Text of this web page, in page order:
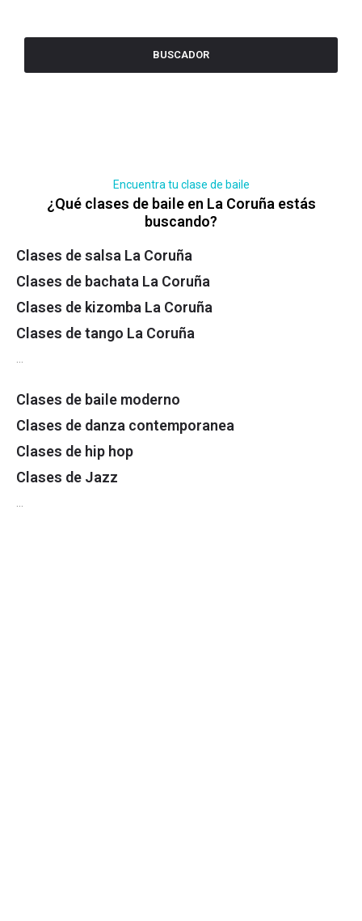
BUSCADOR
Encuentra tu clase de baile
¿Qué clases de baile en La Coruña estás
buscando?
Clases de salsa La Coruña
Clases de bachata La Coruña
Clases de kizomba La Coruña
Clases de tango La Coruña
Clases de baile moderno
Clases de danza contemporanea
Clases de hip hop
Clases de Jazz